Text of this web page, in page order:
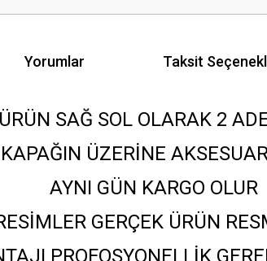
Yorumlar Taksit
ÜRÜN SAĞ SOL OLARAK 2
ÜZERİNE
AYNI GÜN KARGO OLUR
GERÇEK ÜRÜN
PROFOSYONELLİK